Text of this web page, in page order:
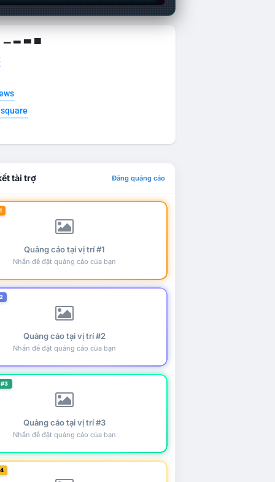
▁ ▂ ▃ ▄
tài trợ Đăng quảng cáo
Quảng cáo tại vị trí #1
Nhấn để đặt quảng cáo của bạn
Quảng cáo tại vị trí #2
Nhấn để đặt quảng cáo của bạn
Quảng cáo tại vị trí #3
Nhấn để đặt quảng cáo của bạn